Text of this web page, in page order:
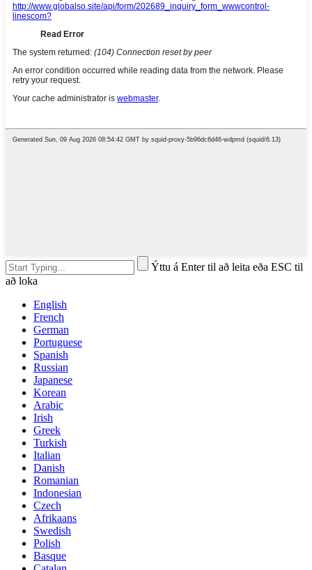
Ýttu á Enter til að leita eða ESC til
að loka
English
French
German
Portuguese
Spanish
Russian
Japanese
Korean
Arabic
Irish
Greek
Turkish
Italian
Danish
Romanian
Indonesian
Czech
Afrikaans
Swedish
Polish
Basque